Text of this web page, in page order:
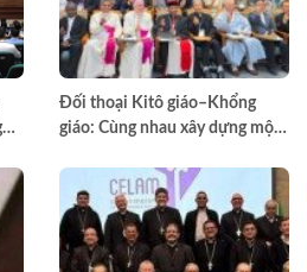
Đối thoại Kitô giáo–Khổng
giáo: Cùng nhau xây dựng một